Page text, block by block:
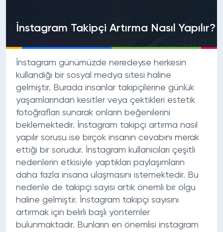
İnstagram Takipçi Artırma Nasıl Yapılır?
İnstagram günümüzde neredeyse herkesin
kullandığı bir sosyal medya sitesi haline
gelmiştir. Burada insanlar takipçilerine günlük
yaşamlarından kesitler veya çektikleri estetik
fotoğrafları sunarak onların beğenilerini
beklemektedir. İnstagram takipçi artırma nasıl
yapılır sorusu ise birçok insanın cevabını merak
ettiği bir sorudur. İnstagram kullanıcıları çeşitli
nedenlerin etkisiyle yaptıkları paylaşımların
daha fazla insana ulaşmasını istemektedir. Bu
nedenle de takipçi sayısı artık önemli bir olgu
haline gelmiştir. İnstagram takipçi sayısını
artırmak için belirli başlı yöntemler
bulunmaktadır. Bunların en önemlisi instagram